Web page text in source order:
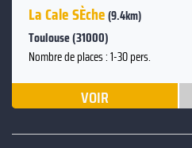
La Cale SÈche(9.4km)
Toulouse (31000)
Nombre de places : 1-30 pers.
VOIR